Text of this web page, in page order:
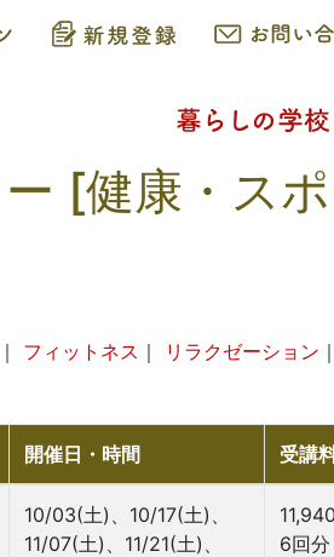
[健康・ス
｜ フィットネス ｜ リラクゼーション ｜
開催日・時間 受講
10/03(土)、10/17(土)、
11/07(土)、11/21(土)、
6回分